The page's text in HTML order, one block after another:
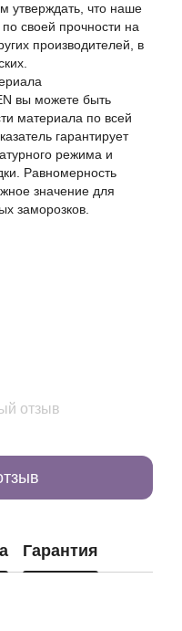
утверждать, что наше
своей прочности на
производителей, в
вы можете быть
материала по всей
гарантирует
режима и
Равномерность
значение для
заморозков.
отзыв
Гарантия